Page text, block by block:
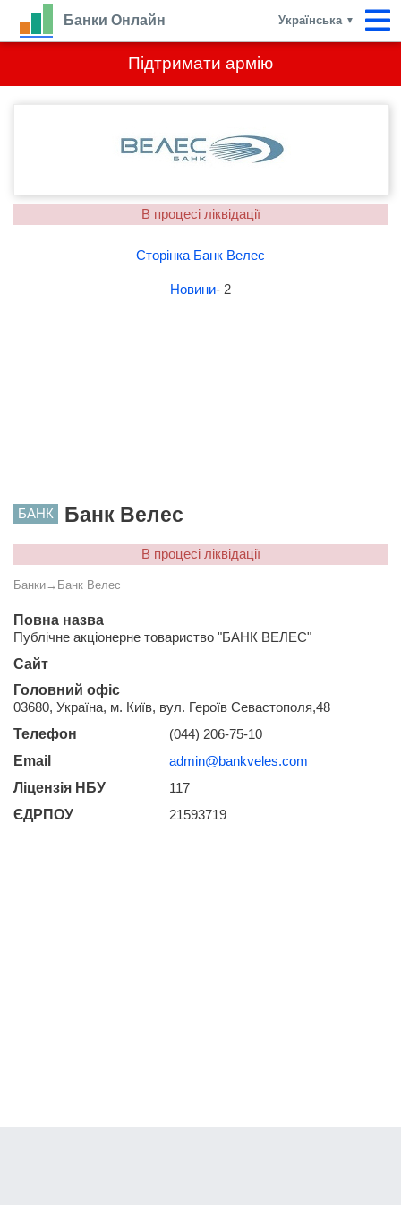
Підтримати армію
Банки Онлайн Українська ▼
В процесі ліквідації
Сторінка Банк Велес
Новини- 2
БАНК Банк Велес
В процесі ліквідації
Банки→ Банк Велес
Повна назва
Публічне акціонерне товариство "БАНК ВЕЛЕС"
Сайт
Головний офіс
03680, Україна, м. Київ, вул. Героїв Севастополя,48
Телефон
(044) 206-75-10
Email
admin@bankveles.com
Ліцензія НБУ
117
ЄДРПОУ
21593719